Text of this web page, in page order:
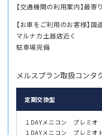
【交通機関の利用案内】最
【お車をご利用のお客様】
マルナカ土器店近く
駐車場完備
メルスプラン取扱コンタ
定期交換型
１DAYメニコン プレミオ
１DAYメニコン プレミオ